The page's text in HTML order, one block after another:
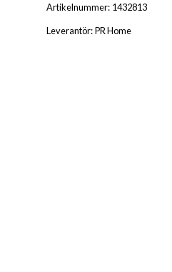
Artikelnummer: 1432813
Leverantör:PR Home